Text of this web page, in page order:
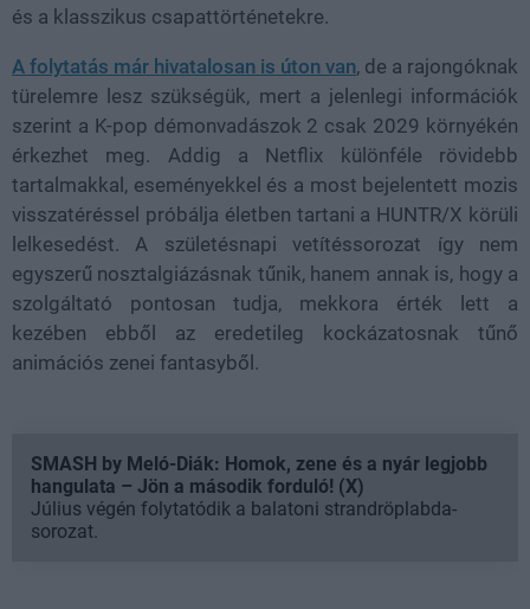
és a klasszikus csapattörténetekre.
A folytatás már hivatalosan is úton van, de a rajongóknak
türelemre lesz szükségük, mert a jelenlegi információk
szerint a K-pop démonvadászok 2 csak 2029 környékén
érkezhet meg. Addig a Netflix különféle rövidebb
tartalmakkal, eseményekkel és a most bejelentett mozis
visszatéréssel próbálja életben tartani a HUNTR/X körüli
lelkesedést. A születésnapi vetítéssorozat így nem
egyszerű nosztalgiázásnak tűnik, hanem annak is, hogy a
szolgáltató pontosan tudja, mekkora érték lett a
kezében ebből az eredetileg kockázatosnak tűnő
animációs zenei fantasyből.
SMASH by Meló-Diák: Homok, zene és a nyár legjobb
hangulata – Jön a második forduló! (X)
Július végén folytatódik a balatoni strandröplabda-
sorozat.